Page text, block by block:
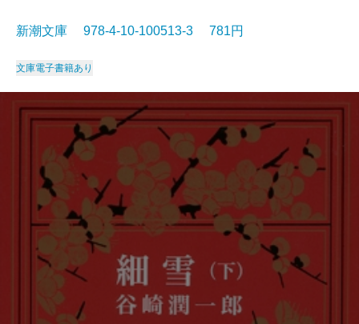
新潮文庫 978-4-10-100513-3 781円
文庫電子書籍あり